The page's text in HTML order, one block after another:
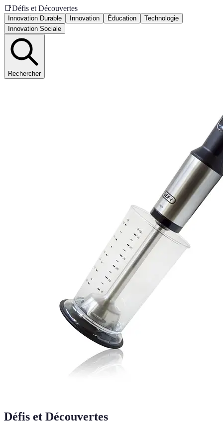
📑Défis et Découvertes
Innovation Durable Innovation Éducation
Technologie
Innovation Sociale
Rechercher
Défis et Découvertes